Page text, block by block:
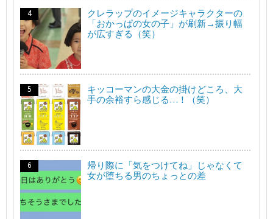
クレラップのイメージキャラクターの
「おかっぱの女の子」が刷新→振り幅
が広すぎる（笑）
キッコーマンの大金の掛けどころ、大
手の余裕すら感じる…！（笑）
帰り際に「気をつけてね」じゃなくて
女が堕ちる男のちょっとの差